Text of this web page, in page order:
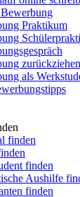
Praktikum
zurückziehen
als
finden
finden
Aushilfe
finden